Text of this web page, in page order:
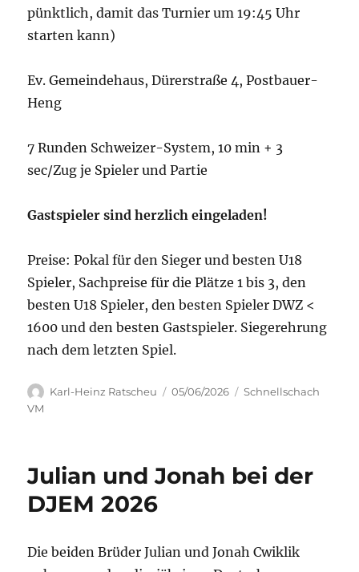
pünktlich, damit das Turnier um 19:45 Uhr
starten kann)
Ev. Gemeindehaus, Dürerstraße 4, Postbauer-
Heng
7 Runden Schweizer-System, 10 min + 3
sec/Zug je Spieler und Partie
Gastspieler sind herzlich eingeladen!
Preise: Pokal für den Sieger und besten U18
Spieler, Sachpreise für die Plätze 1 bis 3, den
besten U18 Spieler, den besten Spieler DWZ <
1600 und den besten Gastspieler. Siegerehrung
nach dem letzten Spiel.
Autor
Karl-Heinz Ratscheu
Veröffentlicht
05/06/2026 Kategorien
Schnellschach
VM
Julian und Jonah bei der
DJEM 2026
Die beiden Brüder Julian und Jonah Cwiklik